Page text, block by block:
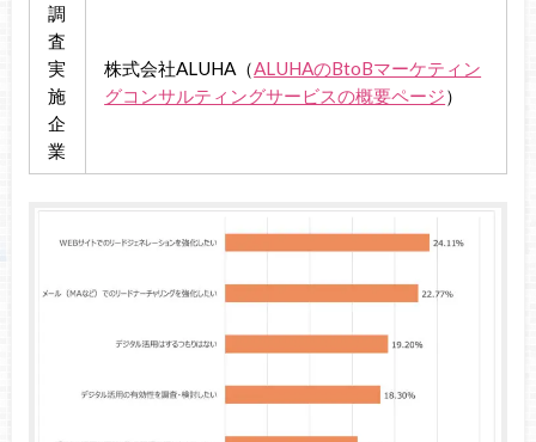
調
査
実
施
企
業
株式会社ALUHA（ALUHAのBtoBマーケティン
グコンサルティングサービスの概要ページ）